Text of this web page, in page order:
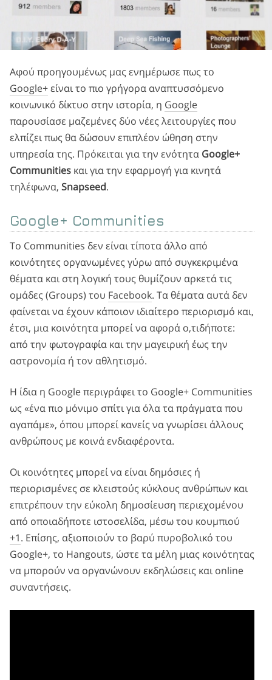
Αφού προηγουμένως μας ενημέρωσε πως το
Google+είναι το πιο γρήγορα αναπτυσσόμενο
κοινωνικό δίκτυο στην ιστορία, η Google
παρουσίασε μαζεμένες δύο νέες λειτουργίες που
ελπίζει πως θα δώσουν επιπλέον ώθηση στην
υπηρεσία της. Πρόκειται για την ενότητα Google+
Communities και για την εφαρμογή για κινητά
τηλέφωνα, Snapseed.
Google+ Communities
Το Communities δεν είναι τίποτα άλλο από
κοινότητες οργανωμένες γύρω από συγκεκριμένα
θέματα και στη λογική τους θυμίζουν αρκετά τις
ομάδες (Groups) του Facebook. Τα θέματα αυτά δεν
φαίνεται να έχουν κάποιον ιδιαίτερο περιορισμό και,
έτσι, μια κοινότητα μπορεί να αφορά ο,τιδήποτε:
από την φωτογραφία και την μαγειρική έως την
αστρονομία ή τον αθλητισμό.
Η ίδια η Google περιγράφει το Google+ Communities
ως «ένα πιο μόνιμο σπίτι για όλα τα πράγματα που
αγαπάμε», όπου μπορεί κανείς να γνωρίσει άλλους
ανθρώπους με κοινά ενδιαφέροντα.
Οι κοινότητες μπορεί να είναι δημόσιες ή
περιορισμένες σε κλειστούς κύκλους ανθρώπων και
επιτρέπουν την εύκολη δημοσίευση περιεχομένου
από οποιαδήποτε ιστοσελίδα, μέσω του κουμπιού
+1. Επίσης, αξιοποιούν το βαρύ πυροβολικό του
Google+, το Hangouts, ώστε τα μέλη μιας κοινότητας
να μπορούν να οργανώνουν εκδηλώσεις και online
συναντήσεις.